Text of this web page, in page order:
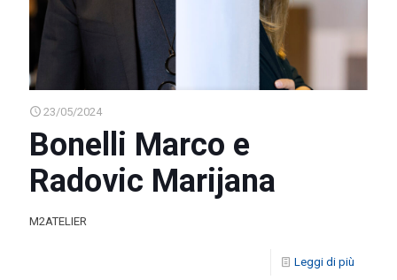
23/05/2024
Bonelli Marco e
Radovic Marijana
M2ATELIER
Leggi di più